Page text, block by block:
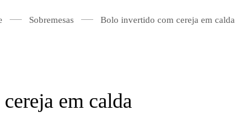
Sobremesas Bolo invertido com cereja em calda
em calda